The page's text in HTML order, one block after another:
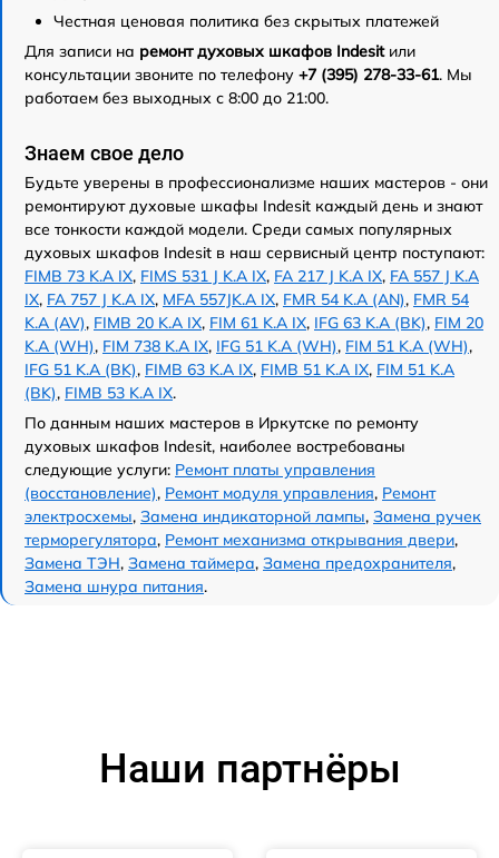
Честная ценовая политика без скрытых платежей
Для записи на ремонт духовых шкафов Indesitили
консультации звоните по телефону +7 (395) 278-33-61. Мы
работаем без выходных с 8:00 до 21:00.
Знаем свое дело
Будьте уверены в профессионализме наших мастеров - они
ремонтируют духовые шкафы Indesit каждый день и знают
все тонкости каждой модели. Среди самых популярных
духовых шкафов Indesit в наш сервисный центр поступают:
FIMB 73 K.A IX, FIMS 531 J K.A IX, FA 217 J K.A IX, FA 557 J K.A
IX, FA 757 J K.A IX, MFA 557JK.A IX, FMR 54 K.A (AN), FMR 54
K.A (AV), FIMB 20 K.A IX, FIM 61 K.A IX, IFG 63 K.A (BK), FIM 20
K.A (WH), FIM 738 K.A IX, IFG 51 K.A (WH), FIM 51 K.A (WH),
IFG 51 K.A (BK), FIMB 63 K.A IX, FIMB 51 K.A IX, FIM 51 K.A
(BK), FIMB 53 K.A IX.
По данным наших мастеров в Иркутске по ремонту
духовых шкафов Indesit, наиболее востребованы
следующие услуги: Ремонт платы управления
(восстановление), Ремонт модуля управления, Ремонт
электросхемы, Замена индикаторной лампы, Замена ручек
терморегулятора, Ремонт механизма открывания двери,
Замена ТЭН, Замена таймера, Замена предохранителя,
Замена шнура питания.
Наши партнёры